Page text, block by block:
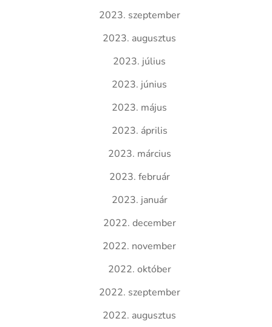
2023. szeptember
2023. augusztus
2023. július
2023. június
2023. május
2023. április
2023. március
2023. február
2023. január
2022. december
2022. november
2022. október
2022. szeptember
2022. augusztus